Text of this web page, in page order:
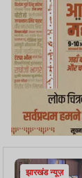
झारखंड न्यूज़